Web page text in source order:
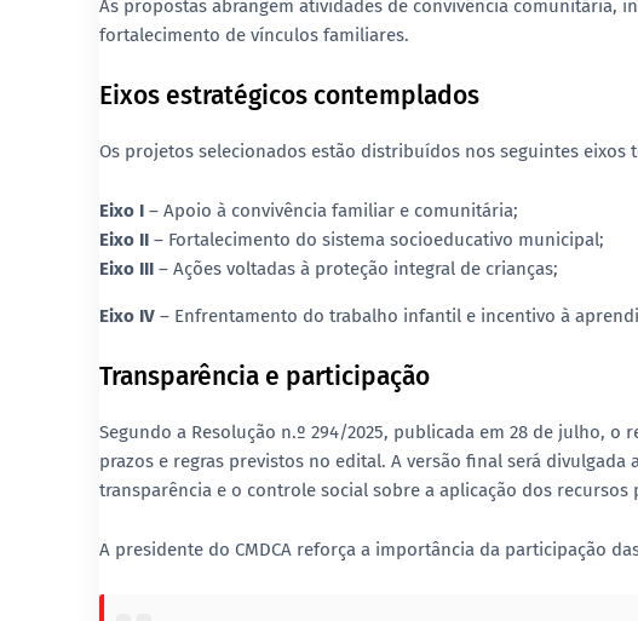
As propostas abrangem atividades de convivência comunitária,
fortalecimento de vínculos familiares.
Eixos estratégicos contemplados
Os projetos selecionados estão distribuídos nos seguintes eixos
Eixo I – Apoio à convivência familiar e comunitária;
Eixo II – Fortalecimento do sistema socioeducativo municipal;
Eixo III – Ações voltadas à proteção integral de crianças;
Eixo IV – Enfrentamento do trabalho infantil e incentivo à
Transparência e participação
Segundo a Resolução n.º 294/2025, publicada em 28 de julho, o
prazos e regras previstos no edital. A versão final será
transparência e o controle social sobre a aplicação dos recursos
A presidente do CMDCA reforça a importância da participação